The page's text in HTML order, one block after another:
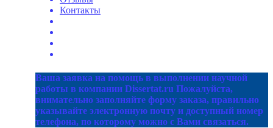
Контакты
Ваша заявка на помощь в выполнении научной
работы в компании Dissertat.ru Пожалуйста,
внимательно заполняйте форму заказа, правильно
указывайте электронную почту и доступный номер
телефона, по которому можно с Вами связаться.